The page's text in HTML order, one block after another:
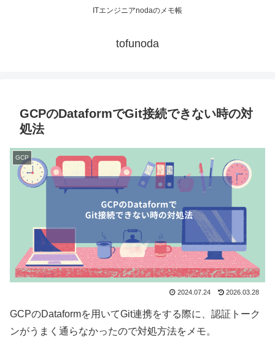
ITエンジニアnodaのメモ帳
tofunoda
GCPのDataformでGit接続できない時の対
処法
GCP
2024.07.24 2026.03.28
GCPのDataformを用いてGit連携をする際に、認証トーク
ンがうまく通らなかったので対処方法をメモ。